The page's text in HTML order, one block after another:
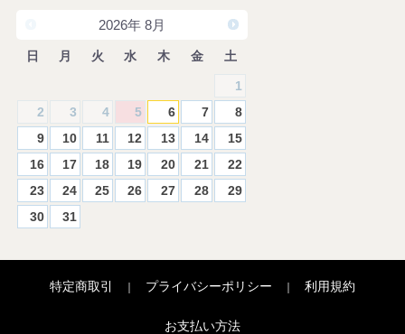
2026年 8月
日 月 火 水 木 金 土
1
2
3 4 5 6 7
8
9
10 11 12 13 14
15
16
17 18 19 20 21
22
23
24 25 26 27 28
29
30
31
特定商取引 ｜ プライバシーポリシー ｜ 利用規約
お支払い方法